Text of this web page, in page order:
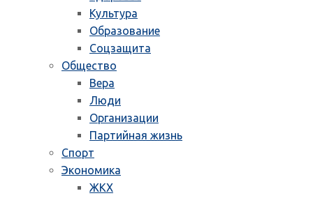
Культура
Образование
Соцзащита
Общество
Вера
Люди
Организации
Партийная жизнь
Спорт
Экономика
ЖКХ